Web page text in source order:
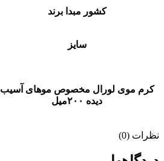
کشور مبدا برند
سایز
کرم موی لورال مخصوص موهای آسیب
دیده ۲۰۰میل
نظرات (0)